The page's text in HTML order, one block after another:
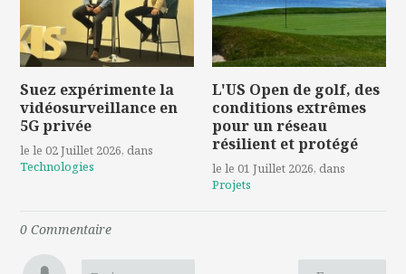
Suez expérimente la
vidéosurveillance en
5G privée
le le 02 Juillet 2026, dans
Technologies
L'US Open de golf, des
conditions extrêmes
pour un réseau
résilient et protégé
le le 01 Juillet 2026, dans
Projets
0 Commentaire